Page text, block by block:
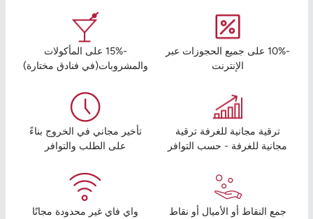
-10% على جميع الحجوزات عبر
الإنترنت
-15% على المأكولات
والمشروبات(في فنادق مختارة)
ترقية مجانية للغرفة ترقية
مجانية للغرفة - حسب التوافر
تأخير مجاني في الخروج بناءً
على الطلب والتوافر
جمع النقاط أو الأميال أو نقاط
واي فاي غير محدودة مجانًا